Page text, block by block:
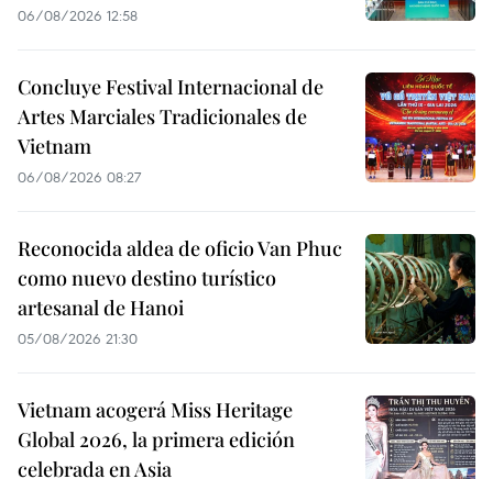
06/08/2026 12:58
Concluye Festival Internacional de
Artes Marciales Tradicionales de
Vietnam
06/08/2026 08:27
Reconocida aldea de oficio Van Phuc
como nuevo destino turístico
artesanal de Hanoi
05/08/2026 21:30
Vietnam acogerá Miss Heritage
Global 2026, la primera edición
celebrada en Asia